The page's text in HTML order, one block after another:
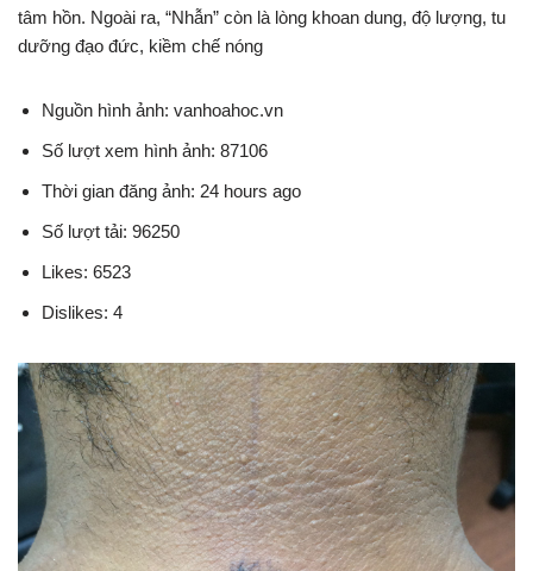
tâm hồn. Ngoài ra, “Nhẫn” còn là lòng khoan dung, độ lượng, tu
dưỡng đạo đức, kiềm chế nóng
Nguồn hình ảnh: vanhoahoc.vn
Số lượt xem hình ảnh: 87106
Thời gian đăng ảnh: 24 hours ago
Số lượt tải: 96250
Likes: 6523
Dislikes: 4